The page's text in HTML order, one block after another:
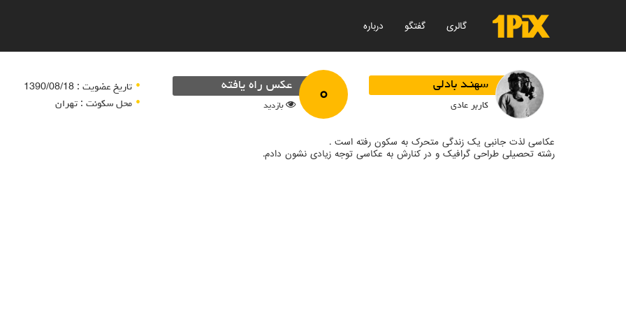
گالری گفتگو درباره
سهنـد بادلی
کاربر عادی ۰ عکس راه یافته
بازدید
تاریخ عضویت : 1390/08/18
محل سکونت : تهران
عکاسی لذت جانبی یک زندگی متحرک به سکون رفته است .
رشته تحصیلی طراحی گرافیک و در کنارش به عکاسی توجه زیادی نشون دادم.